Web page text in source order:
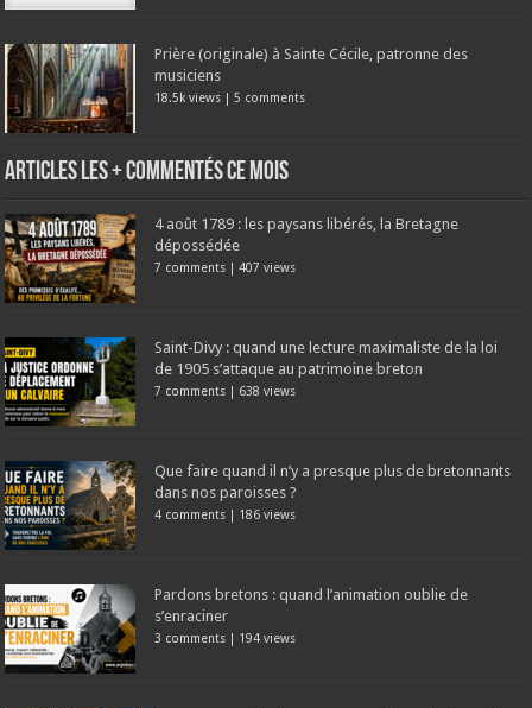
Prière (originale) à Sainte Cécile, patronne des
musiciens
18.5k views |5 comments
Articles les + commentés ce mois
4 août 1789 : les paysans libérés, la Bretagne
dépossédée
7 comments |407 views
Saint-Divy : quand une lecture maximaliste de la loi
de 1905 s’attaque au patrimoine breton
7 comments | 638 views
Que faire quand il n’y a presque plus de bretonnants
dans nos paroisses ?
4 comments | 186 views
Pardons bretons : quand l’animation oublie de
s’enraciner
3 comments | 194 views